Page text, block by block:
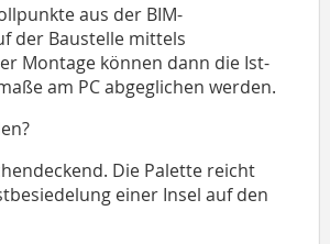
aus der BIM-
der Baustelle mittels
Montage können dann die Ist-
am PC abgeglichen werden.
Die Palette reicht
einer Insel auf den